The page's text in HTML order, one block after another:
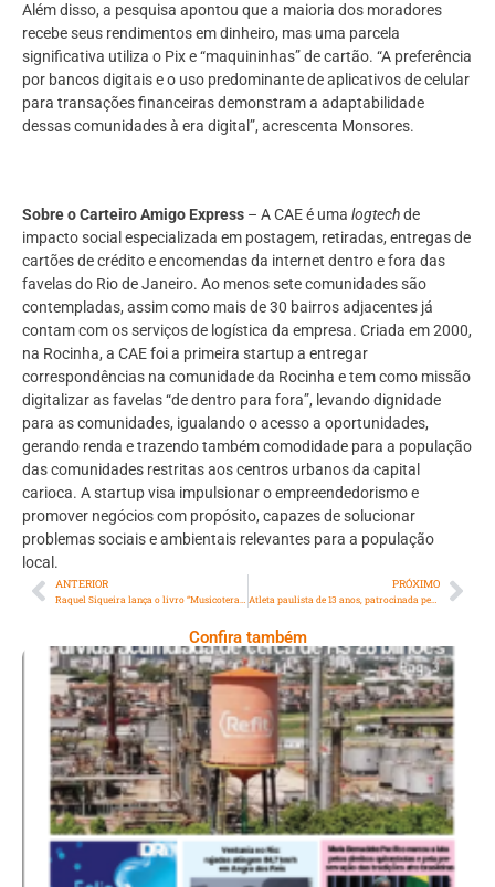
Além disso, a pesquisa apontou que a maioria dos moradores
recebe seus rendimentos em dinheiro, mas uma parcela
significativa utiliza o Pix e “maquininhas” de cartão. “A preferência
por bancos digitais e o uso predominante de aplicativos de celular
para transações financeiras demonstram a adaptabilidade
dessas comunidades à era digital”, acrescenta Monsores.
Sobre o Carteiro Amigo Express – A CAE é uma logtechde
impacto social especializada em postagem, retiradas, entregas de
cartões de crédito e encomendas da internet dentro e fora das
favelas do Rio de Janeiro. Ao menos sete comunidades são
contempladas, assim como mais de 30 bairros adjacentes já
contam com os serviços de logística da empresa. Criada em 2000,
na Rocinha, a CAE foi a primeira startup a entregar
correspondências na comunidade da Rocinha e tem como missão
digitalizar as favelas “de dentro para fora”, levando dignidade
para as comunidades, igualando o acesso a oportunidades,
gerando renda e trazendo também comodidade para a população
das comunidades restritas aos centros urbanos da capital
carioca. A startup visa impulsionar o empreendedorismo e
promover negócios com propósito, capazes de solucionar
problemas sociais e ambientais relevantes para a população
local.
ANTERIOR
Raquel Siqueira lança o livro “Musicoterapia no Brasil: Conexões Contemporâneas”
PRÓXIMO
Atleta paulista de 13 anos, patrocinada pela Brasilprev, é novamente medalhista no Campeonato Brasileiro de Breaking
Confira também
Ano X – Número 367 08 A 14 De Agosto De
2026